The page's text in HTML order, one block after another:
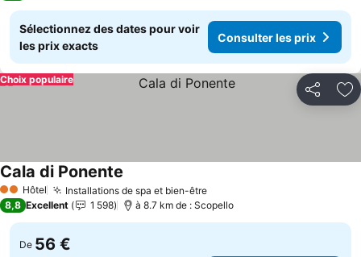
Sélectionnez des dates pour voir
les prix exacts
Consulter les prix
Partager
Choix populaire
2 Étoiles
Hôtel Installations de spa et bien-êtreConsulter les prix
Cala di Ponente
8,8 Excellent 1 598 à 8.7 km de : Scopello
De 56 €